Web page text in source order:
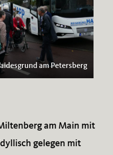
am Petersberg
am Main mit
gelegen mit